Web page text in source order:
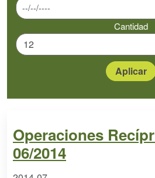
Cantidad
Operaciones
06/2014